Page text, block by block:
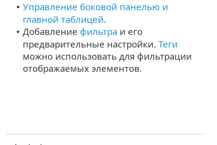
• Управление боковой панелью и
главной таблицей.
• Добавление фильтра и его
предварительные настройки. Теги
можно использовать для фильтрации
отображаемых элементов.